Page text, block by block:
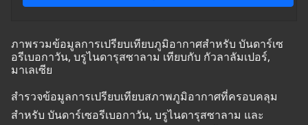
ภาพรวมข้อมูลการเปรียบเทียบภูมิอากาศสำหรับ บันดาร์เซ
อรีเบอกาวัน, บรูไนดารุสซาลาม เทียบกับ กัวลาลัมเปอร์,
มาเลเซีย
สำรวจข้อมูลการเปรียบเทียบสภาพภูมิอากาศที่ครอบคลุม
สำหรับ บันดาร์เซอรีเบอกาวัน, บรูไนดารุสซาลาม และ